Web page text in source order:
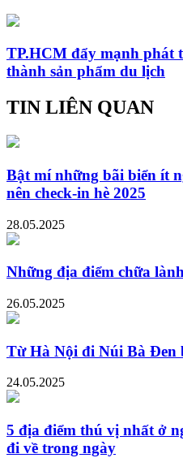
TP.HCM đẩy mạnh phát
thành sản phẩm du lịch
TIN LIÊN QUAN
Bật mí những bãi biển ít
nên check-in hè 2025
28.05.2025
Những địa điểm chữa
26.05.2025
Từ Hà Nội đi Núi Bà Đen
24.05.2025
5 địa điểm thú vị nhất ở
đi về trong ngày